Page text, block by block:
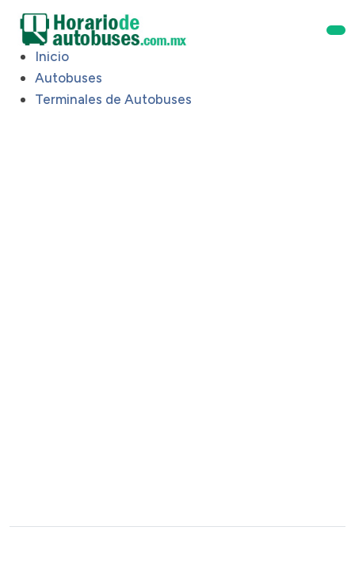
Inicio
Autobuses
Terminales de Autobuses